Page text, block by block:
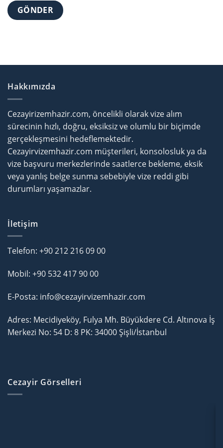
Hakkımızda
Cezayirizemhazir.com, öncelikli olarak vize alım
sürecinin hızlı, doğru, eksiksiz ve olumlu bir biçimde
gerçekleşmesini hedeflemektedir.
Cezayirvizemhazir.com müşterileri, konsolosluk ya da
vize başvuru merkezlerinde saatlerce bekleme, eksik
veya yanlış belge sunma sebebiyle vize reddi gibi
durumları yaşamazlar.
İletişim
Telefon: +90 212 216 09 00
Mobil: +90 532 417 90 00
E-Posta: info@cezayirvizemhazir.com
Adres: Mecidiyeköy, Fulya Mh. Büyükdere Cd. Altınova İş
Merkezi No: 54 D: 8 PK: 34000 Şişli/İstanbul
Cezayir Görselleri